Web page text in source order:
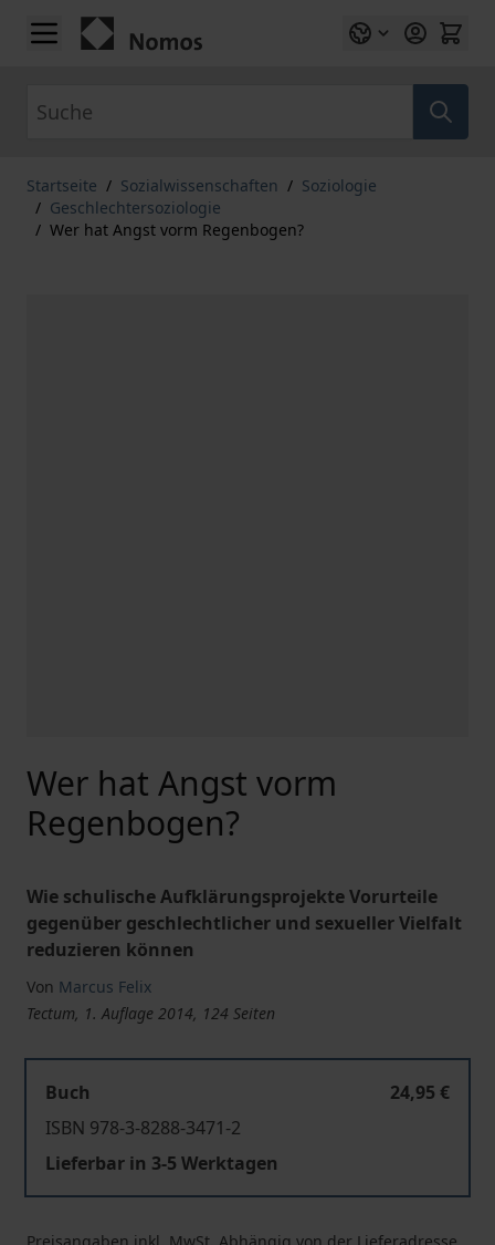
Zum Inhalt springen
Startseite / Sozialwissenschaften / Soziologie
/ Geschlechtersoziologie
/ Wer hat Angst vorm Regenbogen?
Wer hat Angst vorm
Regenbogen?
Wie schulische Aufklärungsprojekte Vorurteile
gegenüber geschlechtlicher und sexueller Vielfalt
reduzieren können
Von Marcus Felix
Tectum, 1. Auflage 2014, 124 Seiten
Buch
24,95 €
ISBN 978-3-8288-3471-2
Lieferbar in 3-5 Werktagen